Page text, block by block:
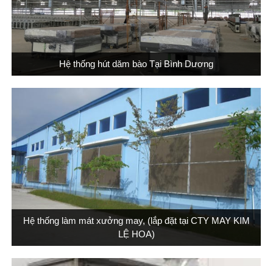
Hệ thống hút dăm bào Tại Bình Dương
Hệ thống làm mát xưởng may, (lắp đặt tại CTY MAY KIM
LỆ HOA)